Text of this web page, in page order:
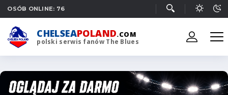
OSÓB ONLINE: 76
CHELSEAPOLAND.COM
polski serwis fanów The Blues